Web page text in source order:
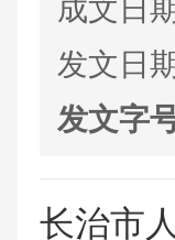
成文日
发文日
发文字
长治市